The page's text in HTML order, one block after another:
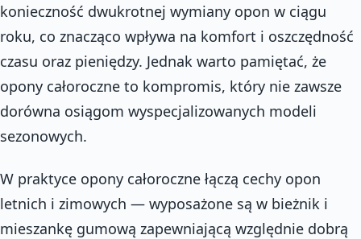
konieczność dwukrotnej wymiany opon w ciągu
roku, co znacząco wpływa na komfort i oszczędność
czasu oraz pieniędzy. Jednak warto pamiętać, że
opony całoroczne to kompromis, który nie zawsze
dorówna osiągom wyspecjalizowanych modeli
sezonowych.
W praktyce opony całoroczne łączą cechy opon
letnich i zimowych — wyposażone są w bieżnik i
mieszankę gumową zapewniającą względnie dobrą